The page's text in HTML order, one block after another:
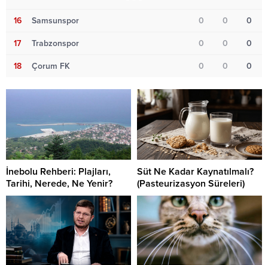
16 Samsunspor 0 0 0
17 Trabzonspor 0 0 0
18 Çorum FK 0 0 0
İnebolu Rehberi: Plajları,
Tarihi, Nerede, Ne Yenir?
Süt Ne Kadar Kaynatılmalı?
(Pasteurizasyon Süreleri)